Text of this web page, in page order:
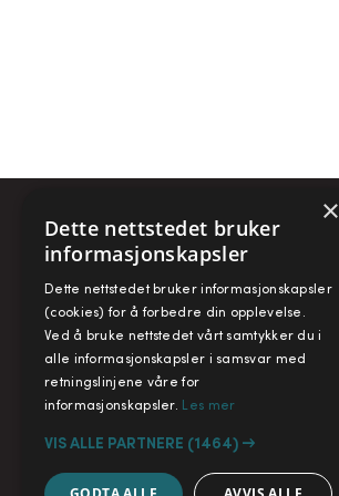
Snarveier
Min konto
Handlekurv
×
Dette nettstedet bruker
informasjonskapsler
Dette nettstedet bruker informasjonskapsler
(cookies) for å forbedre din opplevelse.
Ved å bruke nettstedet vårt samtykker du i
alle informasjonskapsler i samsvar med
retningslinjene våre for
informasjonskapsler. Les mer
VIS ALLE PARTNERE (1464) →